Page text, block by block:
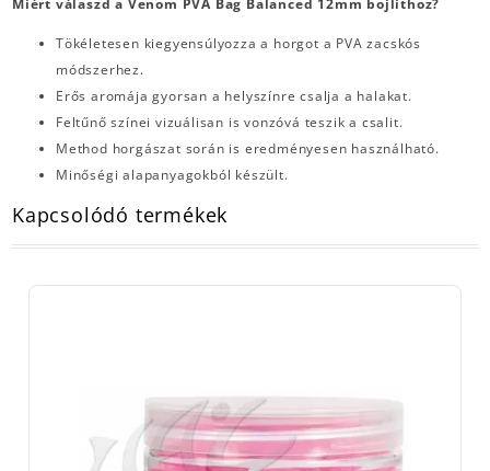
Miért válaszd a Venom PVA Bag Balanced 12mm bojlithoz?
Tökéletesen kiegyensúlyozza a horgot a PVA zacskós
módszerhez.
Erős aromája gyorsan a helyszínre csalja a halakat.
Feltűnő színei vizuálisan is vonzóvá teszik a csalit.
Method horgászat során is eredményesen használható.
Minőségi alapanyagokból készült.
Kapcsolódó termékek